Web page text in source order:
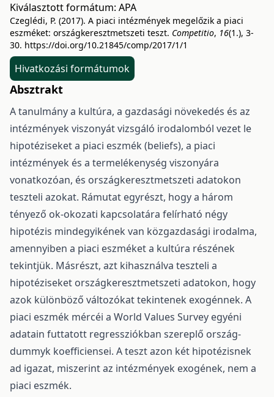
Kiválasztott formátum: APA
Czeglédi, P. (2017). A piaci intézmények megelőzik a piaci
eszméket: országkeresztmetszeti teszt. Competitio, 16(1.), 3-
30. https://doi.org/10.21845/comp/2017/1/1
Hivatkozási formátumok
Absztrakt
A tanulmány a kultúra, a gazdasági növekedés és az
intézmények viszonyát vizsgáló irodalomból vezet le
hipotéziseket a piaci eszmék (beliefs), a piaci
intézmények és a termelékenység viszonyára
vonatkozóan, és országkeresztmetszeti adatokon
teszteli azokat. Rámutat egyrészt, hogy a három
tényező ok-okozati kapcsolatára felírható négy
hipotézis mindegyikének van közgazdasági irodalma,
amennyiben a piaci eszméket a kultúra részének
tekintjük. Másrészt, azt kihasználva teszteli a
hipotéziseket országkeresztmetszeti adatokon, hogy
azok különböző változókat tekintenek exogénnek. A
piaci eszmék mércéi a World Values Survey egyéni
adatain futtatott regressziókban szereplő ország-
dummyk koefficiensei. A teszt azon két hipotézisnek
ad igazat, miszerint az intézmények exogének, nem a
piaci eszmék.